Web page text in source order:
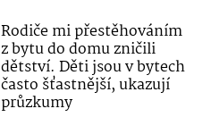
Rodiče mi přestěhováním
z bytu do domu zničili
dětství. Děti jsou v bytech
často šťastnější, ukazují
průzkumy